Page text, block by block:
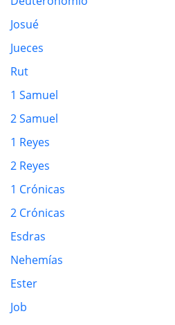
Josué
Jueces
Rut
1 Samuel
2 Samuel
1 Reyes
2 Reyes
1 Crónicas
2 Crónicas
Esdras
Nehemías
Ester
Job